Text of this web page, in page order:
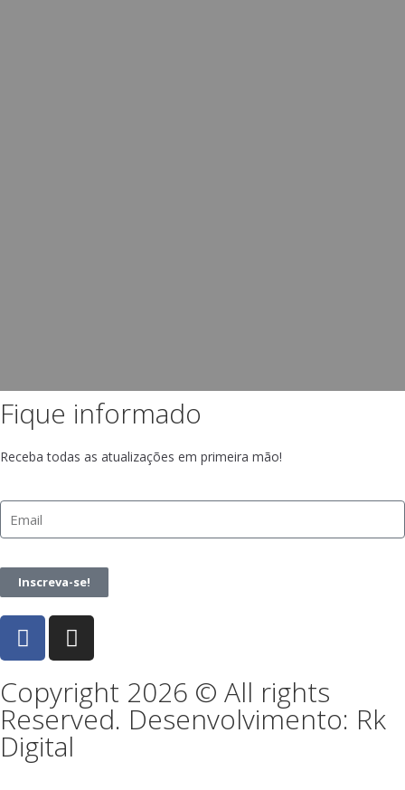
Fique informado
Receba todas as atualizações em primeira mão!
Inscreva-se!
Copyright 2026 © All rights
Reserved. Desenvolvimento: Rk
Digital